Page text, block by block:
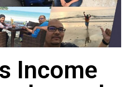
Income